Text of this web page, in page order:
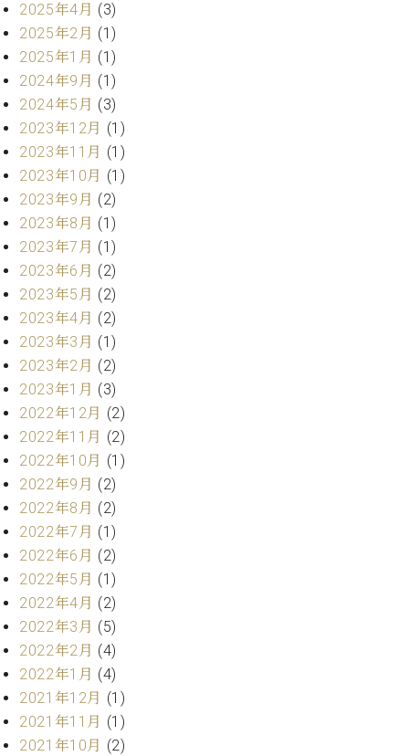
2025年4月 (3)
2025年2月 (1)
2025年1月 (1)
2024年9月 (1)
2024年5月 (3)
2023年12月 (1)
2023年11月 (1)
2023年10月 (1)
2023年9月 (2)
2023年8月 (1)
2023年7月 (1)
2023年6月 (2)
2023年5月 (2)
2023年4月 (2)
2023年3月 (1)
2023年2月 (2)
2023年1月 (3)
2022年12月 (2)
2022年11月 (2)
2022年10月 (1)
2022年9月 (2)
2022年8月 (2)
2022年7月 (1)
2022年6月 (2)
2022年5月 (1)
2022年4月 (2)
2022年3月 (5)
2022年2月 (4)
2022年1月 (4)
2021年12月 (1)
2021年11月 (1)
2021年10月 (2)